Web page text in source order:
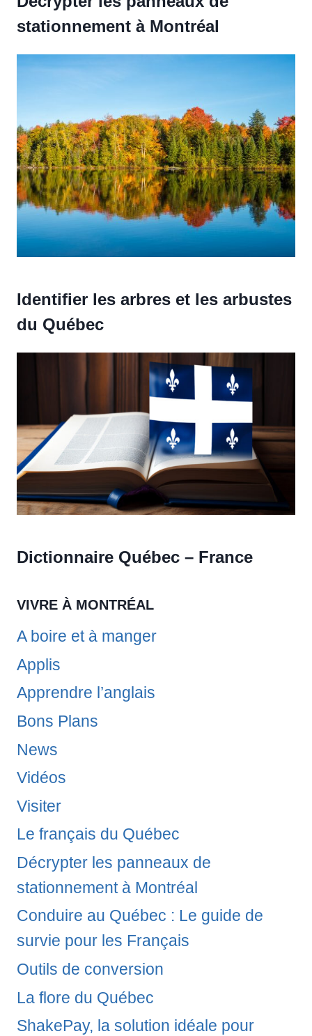
stationnement à Montréal
Identifier les arbres et les arbustes
du Québec
Dictionnaire Québec – France
VIVRE À MONTRÉAL
A boire et à manger
Applis
Apprendre l’anglais
Bons Plans
News
Vidéos
Visiter
Le français du Québec
Décrypter les panneaux de
stationnement à Montréal
Conduire au Québec : Le guide de
survie pour les Français
Outils de conversion
La flore du Québec
ShakePay, la solution idéale pour